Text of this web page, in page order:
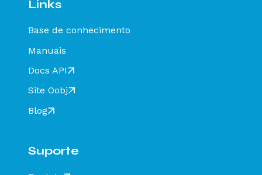
Links
Base de conhecimento
Manuais
Docs API
Site Oobj
Blog
Suporte